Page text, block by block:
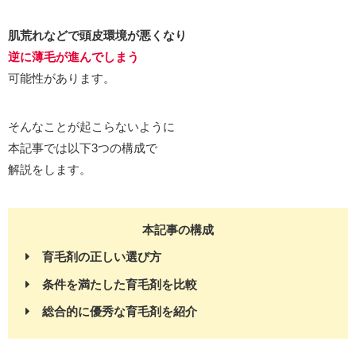
肌荒れなどで頭皮環境が悪くなり
逆に薄毛が進んでしまう
可能性があります。
そんなことが起こらないように
本記事では以下3つの構成で
解説をします。
本記事の構成
育毛剤の正しい選び方
条件を満たした育毛剤を比較
総合的に優秀な育毛剤を紹介